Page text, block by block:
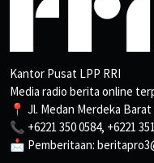
Kantor Pusat LPP RRI
Media radio berita online
📍 Jl. Medan Merdeka
📞 +6221 350 0584, +6221
📩 Pemberitaan: